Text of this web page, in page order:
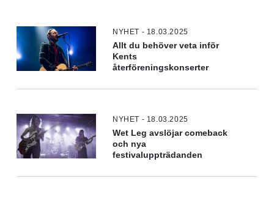
NYHET - 18.03.2025
Allt du behöver veta inför
Kents
återföreningskonserter
NYHET - 18.03.2025
Wet Leg avslöjar comeback
och nya
festivaluppträdanden